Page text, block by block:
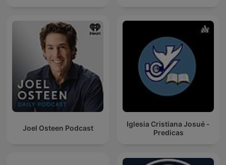
Joel Osteen Podcast
Iglesia Cristiana Josué -
Predicas